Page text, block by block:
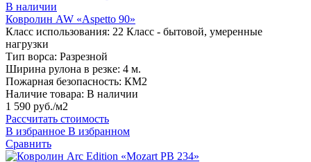
В наличии
Ковролин AW «Aspetto 90»
Класс использования: 22 Класс - бытовой, умеренные
нагрузки
Тип ворса: Разрезной
Ширина рулона в резке: 4 м.
Пожарная безопасность: КМ2
Наличие товара: В наличии
1 590 руб./м2
Рассчитать стоимость
В избранное В избранном
Сравнить